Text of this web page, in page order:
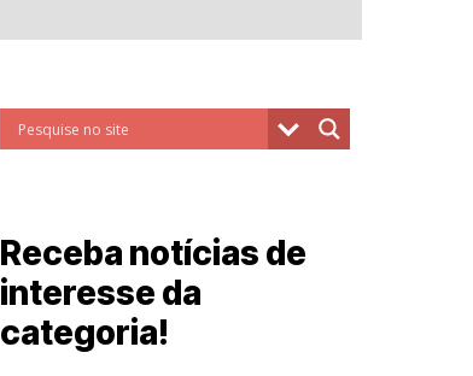
Receba notícias de
interesse da
categoria!